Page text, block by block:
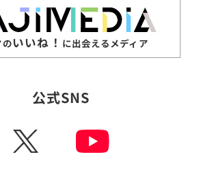
いいね！ に出会えるメディア
公式SNS
X